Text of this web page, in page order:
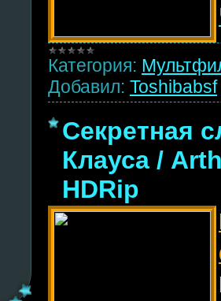
Категория:
Добавил: Toshibabsf
Секретная
Клауса /
HDRip